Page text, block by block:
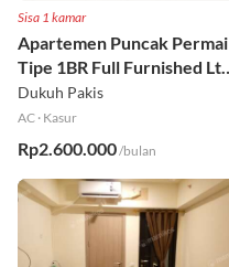
Sisa 1 kamar
Apartemen Puncak Permai
Tipe 1BR Full Furnished Lt
18
Dukuh Pakis
AC · Kasur
Rp2.600.000/bulan